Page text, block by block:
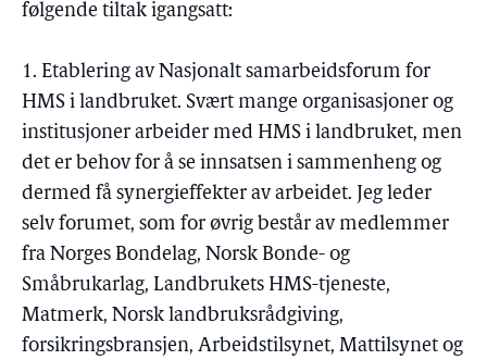
følgende tiltak igangsatt:
1. Etablering av Nasjonalt samarbeidsforum for
HMS i landbruket. Svært mange organisasjoner og
institusjoner arbeider med HMS i landbruket, men
det er behov for å se innsatsen i sammenheng og
dermed få synergieffekter av arbeidet. Jeg leder
selv forumet, som for øvrig består av medlemmer
fra Norges Bondelag, Norsk Bonde- og
Småbrukarlag, Landbrukets HMS-tjeneste,
Matmerk, Norsk landbruksrådgiving,
forsikringsbransjen, Arbeidstilsynet, Mattilsynet og